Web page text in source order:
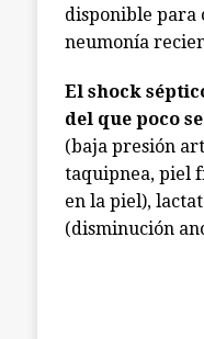
disponible para
neumonía
El shock
del que poco
(baja presión
taquipnea, piel
en la piel),
(disminución